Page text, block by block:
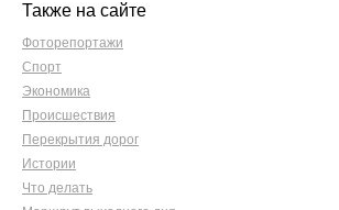
Также на сайте
Фоторепортажи
Спорт
Экономика
Происшествия
Перекрытия дорог
Истории
Что делать